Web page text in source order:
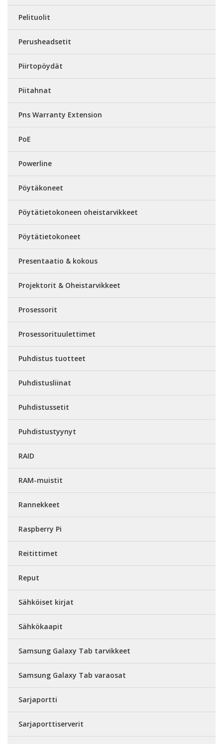
Pelituolit
Perusheadsetit
Piirtopöydät
Piitahnat
Pns Warranty Extension
PoE
Powerline
Pöytäkoneet
Pöytätietokoneen oheistarvikkeet
Pöytätietokoneet
Presentaatio & kokous
Projektorit & Oheistarvikkeet
Prosessorit
Prosessorituulettimet
Puhdistus tuotteet
Puhdistusliinat
Puhdistussetit
Puhdistustyynyt
RAID
RAM-muistit
Rannekkeet
Raspberry Pi
Reitittimet
Reput
Sähköiset kirjat
Sähkökaapit
Samsung Galaxy Tab tarvikkeet
Samsung Galaxy Tab varaosat
Sarjaportti
Sarjaporttiserverit